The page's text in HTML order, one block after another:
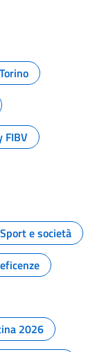
FIBV
Sport e società
2026